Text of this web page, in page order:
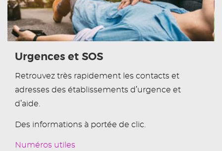
Urgences et SOS
Retrouvez très rapidement les contacts et
adresses des établissements d’urgence et
d’aide.
Des informations à portée de clic.
Numéros utiles